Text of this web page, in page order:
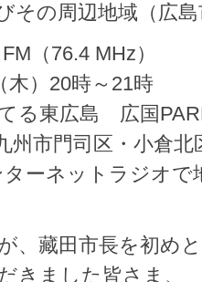
その周辺地域（広
（76.4 MHz）
木）20時～21時
てる東広島 広国
州市門司区・小倉北
ターネットラジオ
、藏田市長を初め
きました皆さま、